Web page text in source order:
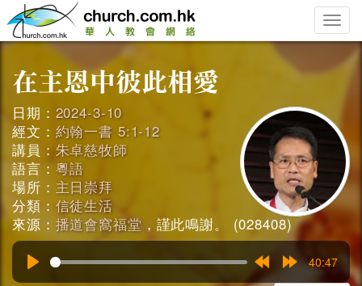
Toggle
日期： 2024-3-10
經文： 約翰一書 5:1-12
講員： 朱卓慈牧師
語言： 粵語
場所： 主日崇拜
分類： 信徒生活
來源： 播道會窩福堂 ，謹此鳴謝。 (028408)
Rewind
40:47